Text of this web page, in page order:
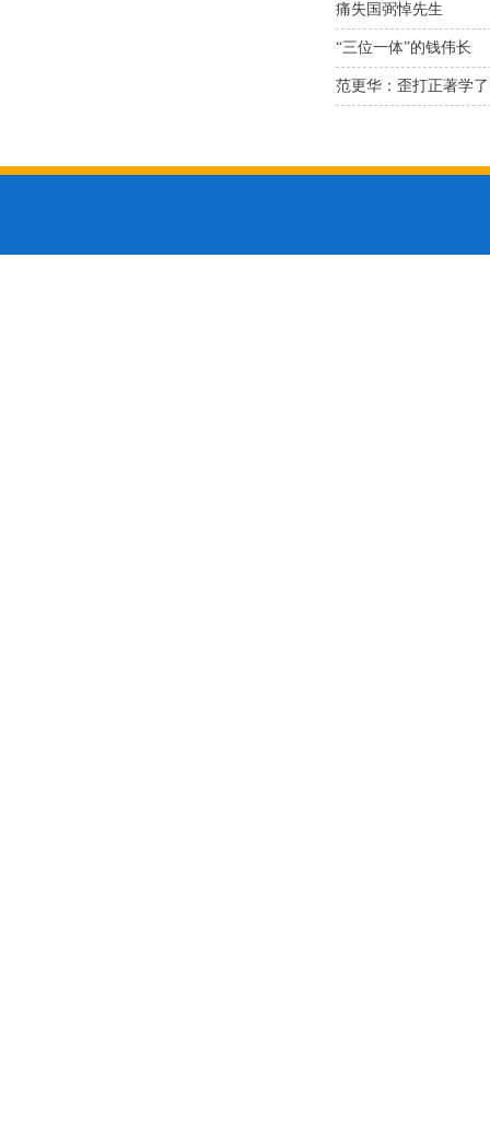
痛失国弼悼先生
“三位一体”的钱伟长
范更华：歪打正著学